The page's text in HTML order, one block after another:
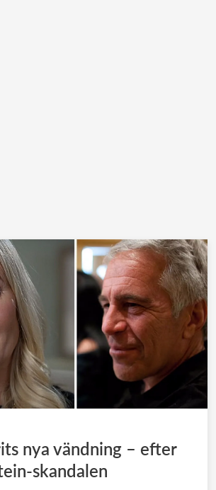
nya vändning – efter
skandalen